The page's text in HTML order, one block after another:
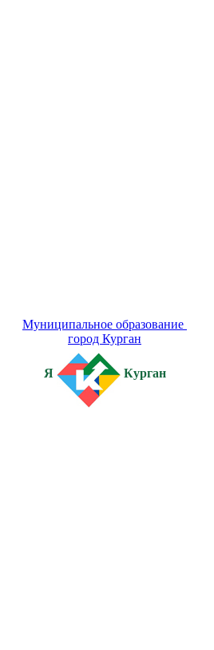
Муниципальное образование
город Курган
Я Курган